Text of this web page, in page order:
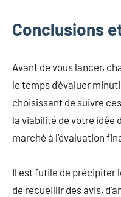
Conclusions
Avant de vous lancer,
le temps d’évaluer
choisissant de suivre
la viabilité de votre idée
marché à l’évaluation
Il est futile de précipiter
de recueillir des avis,